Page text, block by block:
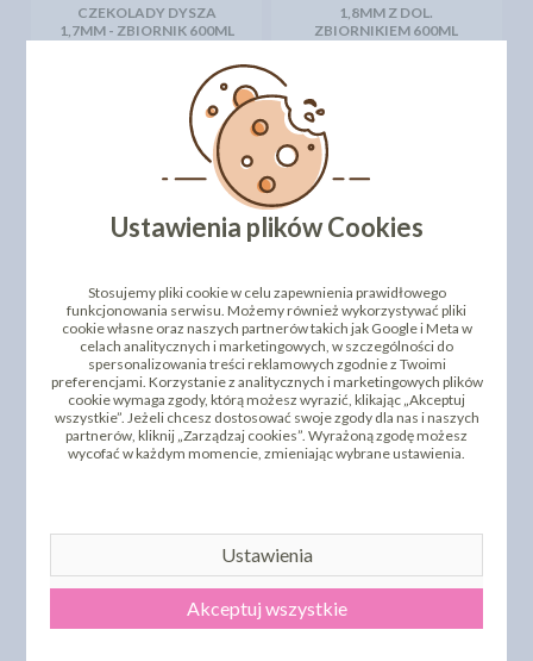
CZEKOLADY DYSZA
1,7MM - ZBIORNIK 600ML
DO KOSZYKA
1,8MM Z DOL.
ZBIORNIKIEM 600ML
PISTOLET DO
CZEKOLADY DYSZA
2,5MM Z BOCZNYM
ZBIORNIKIEM 400ML
cena:196,04 zł
WĄŻ CIŚNIENIOWY DO
KOMPRESORA - 1,8M (1/8-
1/4")
cena:18,65 zł
Ustawienia plików Cookies
Stosujemy pliki cookie w celu zapewnienia prawidłowego
funkcjonowania serwisu. Możemy również wykorzystywać pliki
cookie własne oraz naszych partnerów takich jak Google i Meta w
celach analitycznych i marketingowych, w szczególności do
spersonalizowania treści reklamowych zgodnie z Twoimi
preferencjami. Korzystanie z analitycznych i marketingowych plików
cookie wymaga zgody, którą możesz wyrazić, klikając „Akceptuj
wszystkie”. Jeżeli chcesz dostosować swoje zgody dla nas i naszych
partnerów, kliknij „Zarządzaj cookies”. Wyrażoną zgodę możesz
wycofać w każdym momencie, zmieniając wybrane ustawienia.
Ustawienia
Akceptuj wszystkie